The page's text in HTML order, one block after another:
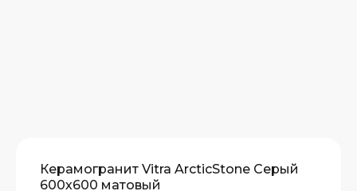
Керамогранит Vitra ArcticStone Серый
600х600 матовый